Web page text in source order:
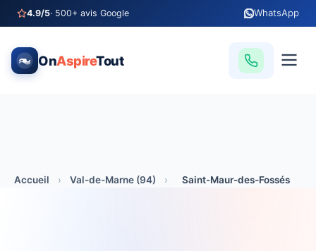
4.9/5· 500+ avis Google WhatsApp
OnAspireTout
Accueil › Val-de-Marne (94) › Saint-Maur-des-Fossés